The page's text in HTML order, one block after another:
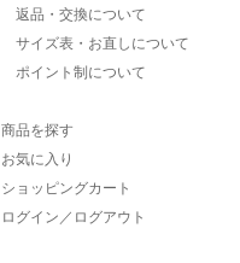
返品・交換について
サイズ表・お直しについて
ポイント制について
商品を探す
お気に入り
ショッピングカート
ログイン／ログアウト